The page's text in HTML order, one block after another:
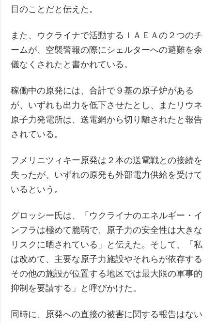
目のことだと伝えた。
また、ウクライナで活動するＩＡＥＡの２つのチ
ームが、空襲警報の際にシェルターへの避難を余
儀なくされたと書かれている。
稼働中の原発には、合計で９基の原子炉がある
が、いずれも出力を低下させたとし、またリウネ
原子力発電所は、送電網から切り離されたと報告
されている。
フメリニツィキー原発は２本の送電戦との接続を
失ったが、いずれの原発も外部電力供給を受けて
いるという。
グロッシー氏は、「ウクライナのエネルギー・イ
ンフラは極めて脆弱で、原子力の安全性は大きな
リスクに晒されている」と伝えた。そして、「私
は改めて、主要な原子力施設やそれらが依存する
その他の施設が位置する地区では最大限の軍事的
抑制を要請する」と呼びかけた。
同時に、原発への直接の被害に関する報告はない